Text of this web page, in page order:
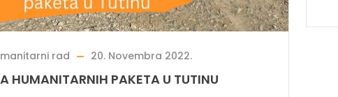
rad 20. Novembra 2022.
HUMANITARNIH PAKETA U TUTINU